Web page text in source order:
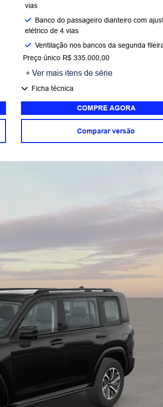
vias
Banco do passageiro dianteiro com
elétrico de 4 vias
Ventilação nos bancos da segunda
Preço único R$ 335.000,00
+ Ver mais itens de série
Ficha técnica
COMPRE AGORA
Comparar versão